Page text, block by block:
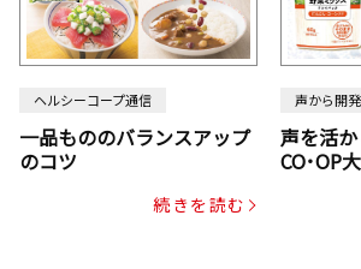
ヘルシーコープ通信
一品もののバランスアップ
のコツ
続きを読む
声から開発
声を活
CO･OP
じん・